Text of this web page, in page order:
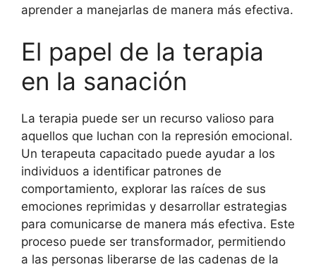
aprender a manejarlas de manera más efectiva.
El papel de la terapia
en la sanación
La terapia puede ser un recurso valioso para
aquellos que luchan con la represión emocional.
Un terapeuta capacitado puede ayudar a los
individuos a identificar patrones de
comportamiento, explorar las raíces de sus
emociones reprimidas y desarrollar estrategias
para comunicarse de manera más efectiva. Este
proceso puede ser transformador, permitiendo
a las personas liberarse de las cadenas de la